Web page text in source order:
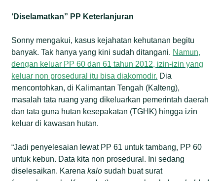
‘Diselamatkan” PP Keterlanjuran
Sonny mengakui, kasus kejahatan kehutanan begitu
banyak. Tak hanya yang kini sudah ditangani. Namun,
dengan keluar PP 60 dan 61 tahun 2012, izin-izin yang
keluar non prosedural itu bisa diakomodir. Dia
mencontohkan, di Kalimantan Tengah (Kalteng),
masalah tata ruang yang dikeluarkan pemerintah daerah
dan tata guna hutan kesepakatan (TGHK) hingga izin
keluar di kawasan hutan.
“Jadi penyelesaian lewat PP 61 untuk tambang, PP 60
untuk kebun. Data kita non prosedural. Ini sedang
diselesaikan. Karenakalosudah buat surat